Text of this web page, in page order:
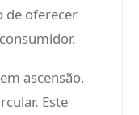
de oferecer
ascensão,
Este